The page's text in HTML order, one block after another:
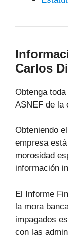
Carlos
Obtenga
ASNEF de la
Obteniendo
empresa
morosidad
información
El Informe
la mora
impagados
con las